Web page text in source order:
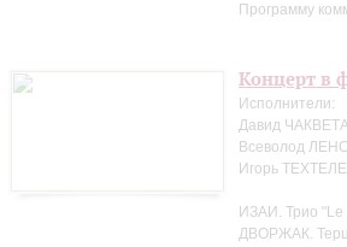
Программу
Концерт в
Исполнители:
Давид
Всеволод
Игорь
ИЗАИ. Трио "Le
ДВОРЖАК.